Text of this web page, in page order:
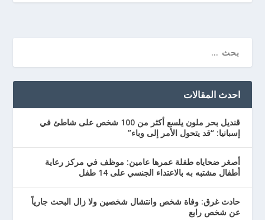
احدث المقالات
قنديل بحر ملون يلسع أكثر من 100 شخص على شاطئ في
إسبانيا: “قد يتحول الأمر إلى وباء”
أصغر ضحاياه طفلة عمرها عامين: موظف في مركز رعاية
أطفال مشتبه به بالاعتداء الجنسي على 14 طفل
حادث غرق: وفاة شخص وانتشال شخصين ولا زال البحث جارياً
عن شخص رابع